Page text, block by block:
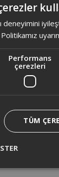
hangi renk
ömrü kaç
süresi ne
deneyimini
Performans
çerezleri
TÜM